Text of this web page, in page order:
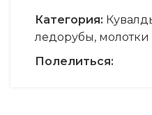
Категория:
ледорубы, молотки
Полелиться: